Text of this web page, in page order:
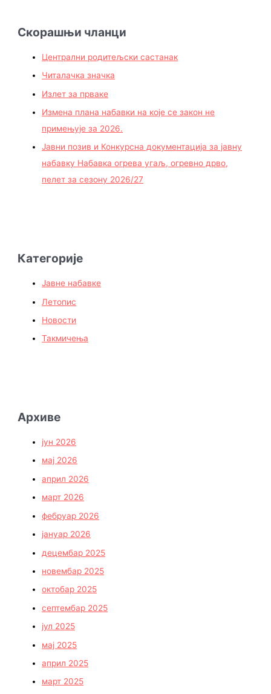
Скорашњи чланци
Централни родитељски састанак
Читалачка значка
Излет за прваке
Измена плана набавки на које се закон не
примењује за 2026.
Јавни позив и Конкурсна документација за јавну
набавку Набавка огрева угаљ, огревно дрво,
пелет за сезону 2026/27
Категорије
Јавне набавке
Летопис
Новости
Такмичења
Архиве
јун 2026
мај 2026
април 2026
март 2026
фебруар 2026
јануар 2026
децембар 2025
новембар 2025
октобар 2025
септембар 2025
јул 2025
мај 2025
април 2025
март 2025